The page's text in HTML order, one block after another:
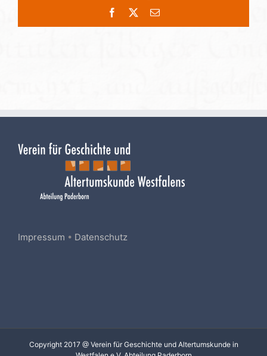
Facebook
E-
Impressum • Datenschutz
Copyright 2017 @ Verein für Geschichte und Altertumskunde in